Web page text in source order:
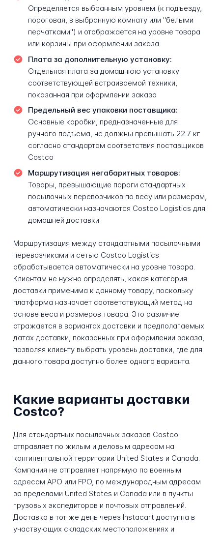
Определяется выбранным уровнем (к подъезду,
пороговая, в выбранную комнату или "белыми
перчатками") и отображается на уровне товара
или корзины при оформлении заказа
Плата за дополнительную установку:
Отдельная плата за домашнюю установку
соответствующей встраиваемой техники,
показанная при оформлении заказа
Предельный вес упаковки поставщика:
Основные коробки, предназначенные для
ручного подъема, не должны превышать 22.7 кг
согласно стандартам соответствия поставщиков
Costco
Маршрутизация негабаритных товаров:
Товары, превышающие пороги стандартных
посылочных перевозчиков по весу или размерам,
автоматически назначаются Costco Logistics для
домашней доставки
Маршрутизация между стандартными посылочными
перевозчиками и сетью Costco Logistics
обрабатывается автоматически на уровне товара.
Клиентам не нужно определять, какая категория
доставки применима к данному товару, поскольку
платформа назначает соответствующий метод на
основе веса и размеров товара. Это различие
отражается в вариантах доставки и предполагаемых
датах доставки, показанных при оформлении заказа,
позволяя клиенту выбрать уровень доставки, где для
данного товара доступно более одного варианта.
Какие варианты доставки
Costco?
Для стандартных посылочных заказов Costco
отправляет по жилым и деловым адресам на
континентальной территории United States и Canada.
Компания не отправляет напрямую по военным
адресам APO или FPO, по международным адресам
за пределами United States и Canada или в пункты
грузовых экспедиторов и почтовых отправлений.
Доставка в тот же день через Instacart доступна в
участвующих складских местоположениях и